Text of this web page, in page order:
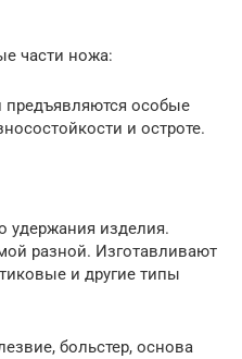
части ножа:
предъявляются особые
и остроте.
удержания изделия.
разной. Изготавливают
и другие типы
больстер, основа